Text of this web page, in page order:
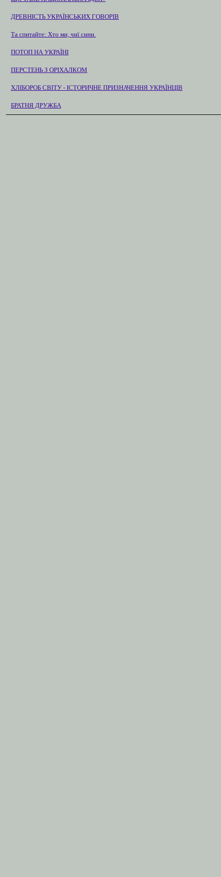
ДРЕВНІСТЬ УКРАЇНСЬКИХ ГОВОРІВ
Та спитайте: Хто ми, чиї сини.
ПОТОП НА УКРАЇНІ
ПЕРСТЕНЬ З ОРІХАЛКОМ
ХЛІБОРОБ СВІТУ - ІСТОРИЧНЕ ПРИЗНАЧЕННЯ УКРАЇНЦІВ
БРАТНЯ ДРУЖБА